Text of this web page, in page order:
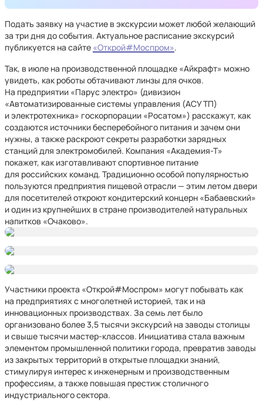
Подать заявку на участие в экскурсии может любой желающий
за три дня до события. Актуальное расписание экскурсий
публикуется на сайте «Открой#Моспром».
Так, в июле на производственной площадке «Айкрафт» можно
увидеть, как роботы обтачивают линзы для очков.
На предприятии «Парус электро» (дивизион
«Автоматизированные системы управления (АСУ ТП)
и электротехника» госкорпорации «Росатом») расскажут, как
создаются источники бесперебойного питания и зачем они
нужны, а также раскроют секреты разработки зарядных
станций для электромобилей. Компания «Академия-Т»
покажет, как изготавливают спортивное питание
для российских команд. Традиционно особой популярностью
пользуются предприятия пищевой отрасли — этим летом двери
для посетителей откроют кондитерский концерн «Бабаевский»
и один из крупнейших в стране производителей натуральных
напитков «Очаково».
Участники проекта «Открой#Моспром» могут побывать как
на предприятиях с многолетней историей, так и на
инновационных производствах. За семь лет было
организовано более 3,5 тысячи экскурсий на заводы столицы
и свыше тысячи мастер-классов. Инициатива стала важным
элементом промышленной политики города, превратив заводы
из закрытых территорий в открытые площадки знаний,
стимулируя интерес к инженерным и производственным
профессиям, а также повышая престиж столичного
индустриального сектора.